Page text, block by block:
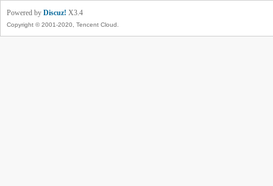
Powered by Discuz! X3.4
Copyright © 2001-2020, Tencent Cloud.